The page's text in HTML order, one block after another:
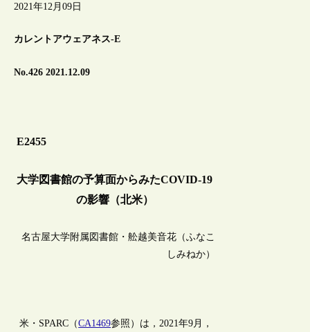
2021年12月09日
カレントアウェアネス-E
No.426 2021.12.09
E2455
大学図書館の予算面からみたCOVID-19
の影響（北米）
名古屋大学附属図書館・舩越美音花（ふなこ
しみねか）
米・SPARC（CA1469参照）は，2021年9月，